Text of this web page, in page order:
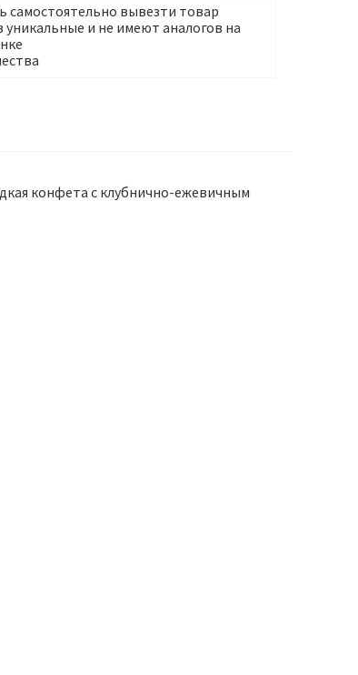
самостоятельно вывезти товар
уникальные и не имеют аналогов на
конфета с клубнично-ежевичным